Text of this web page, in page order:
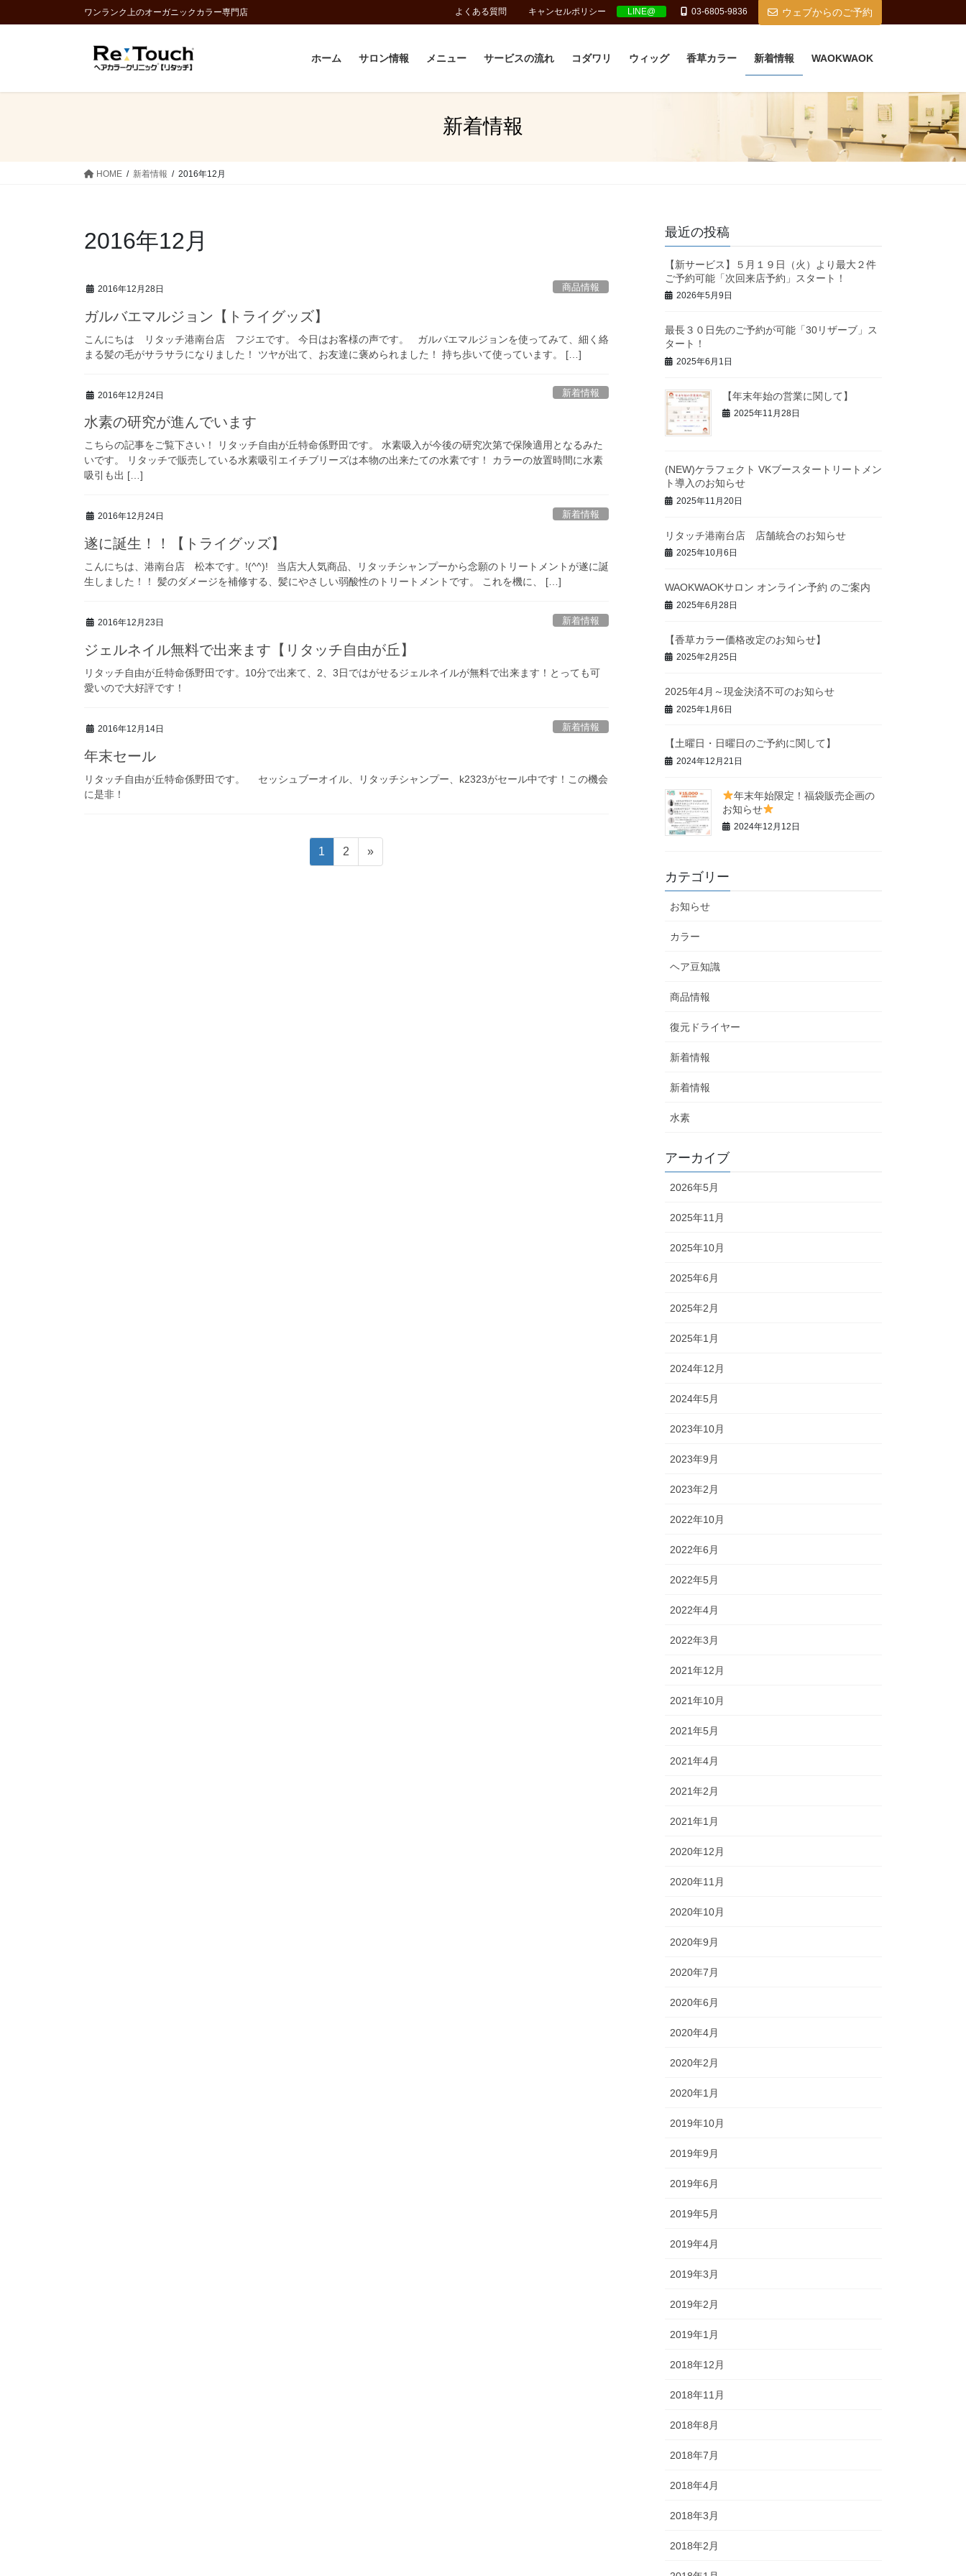
ン
に
ビ
ョ
ワンランク上のオーガニックカラー専門店 よくある質問 キャンセルポリシー LINE@ 03-6805-9836 ウェブからのご予約
ホーム サロン情報 メニュー サービスの流れ コダワリ ウィッグ 香草カラー 新着情報 WAOKWAOK
新着情報
HOME 新着情報 2016年12月
2016年12月
2016年12月28日 商品情報
ガルバエマルジョン【トライグッズ】
こんにちは リタッチ港南台店 フジエです。 今日はお客様の声です。 ガルバエマルジョンを使ってみて、細く絡
まる髪の毛がサラサラになりました！ ツヤが出て、お友達に褒められました！ 持ち歩いて使っています。 […]
2016年12月24日 新着情報
水素の研究が進んでいます
こちらの記事をご覧下さい！ リタッチ自由が丘特命係野田です。 水素吸入が今後の研究次第で保険適用となるみた
いです。 リタッチで販売している水素吸引エイチブリーズは本物の出来たての水素です！ カラーの放置時間に水素
吸引も出 […]
2016年12月24日 新着情報
遂に誕生！！【トライグッズ】
こんにちは、港南台店 松本です。!(^^)! 当店大人気商品、リタッチシャンプーから念願のトリートメントが遂に誕
生しました！！ 髪のダメージを補修する、髪にやさしい弱酸性のトリートメントです。 これを機に、 […]
2016年12月23日 新着情報
ジェルネイル無料で出来ます【リタッチ自由が丘】
リタッチ自由が丘特命係野田です。10分で出来て、2、3日ではがせるジェルネイルが無料で出来ます！とっても可
愛いので大好評です！
2016年12月14日 新着情報
年末セール
リタッチ自由が丘特命係野田です。 セッシュブーオイル、リタッチシャンプー、k2323がセール中です！この機会
に是非！
ペ
ー
1
ペ
ー
2 »
最近の投稿
【新サービス】５月１９日（火）より最大２件
ご予約可能「次回来店予約」スタート！
2026年5月9日
最長３０日先のご予約が可能「30リザーブ」ス
タート！
2025年6月1日
【年末年始の営業に関して】
2025年11月28日
(NEW)ケラフェクト VKブースタートリートメン
ト導入のお知らせ
2025年11月20日
リタッチ港南台店 店舗統合のお知らせ
2025年10月6日
WAOKWAOKサロン オンライン予約 のご案内
2025年6月28日
【香草カラー価格改定のお知らせ】
2025年2月25日
2025年4月～現金決済不可のお知らせ
2025年1月6日
【土曜日・日曜日のご予約に関して】
2024年12月21日
年末年始限定！福袋販売企画の
お知らせ
2024年12月12日
カテゴリー
お知らせ
カラー
ヘア豆知識
商品情報
復元ドライヤー
新着情報
新着情報
水素
アーカイブ
2026年5月
2025年11月
2025年10月
2025年6月
2025年2月
2025年1月
2024年12月
2024年5月
2023年10月
2023年9月
2023年2月
2022年10月
2022年6月
2022年5月
2022年4月
2022年3月
2021年12月
2021年10月
2021年5月
2021年4月
2021年2月
2021年1月
2020年12月
2020年11月
2020年10月
2020年9月
2020年7月
2020年6月
2020年4月
2020年2月
2020年1月
2019年10月
2019年9月
2019年6月
2019年5月
2019年4月
2019年3月
2019年2月
2019年1月
2018年12月
2018年11月
2018年8月
2018年7月
2018年4月
2018年3月
2018年2月